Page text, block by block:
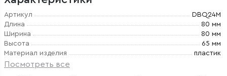
Артикул
DBQ24M
Длина
80 мм
Ширина
80 мм
Высота
65 мм
Материал изделия
пластик
Посмотреть все